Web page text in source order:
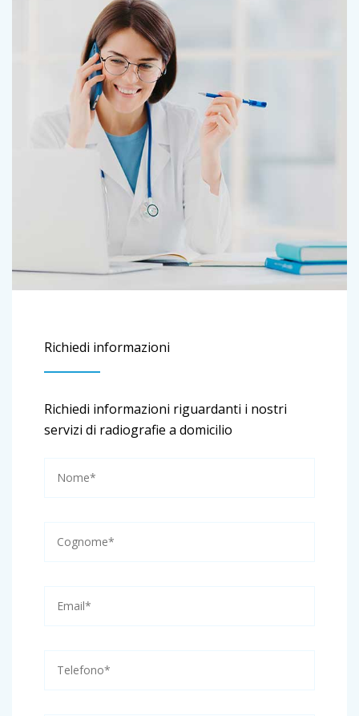
Richiedi informazioni
Richiedi informazioni riguardanti i nostri
servizi di radiografie a domicilio